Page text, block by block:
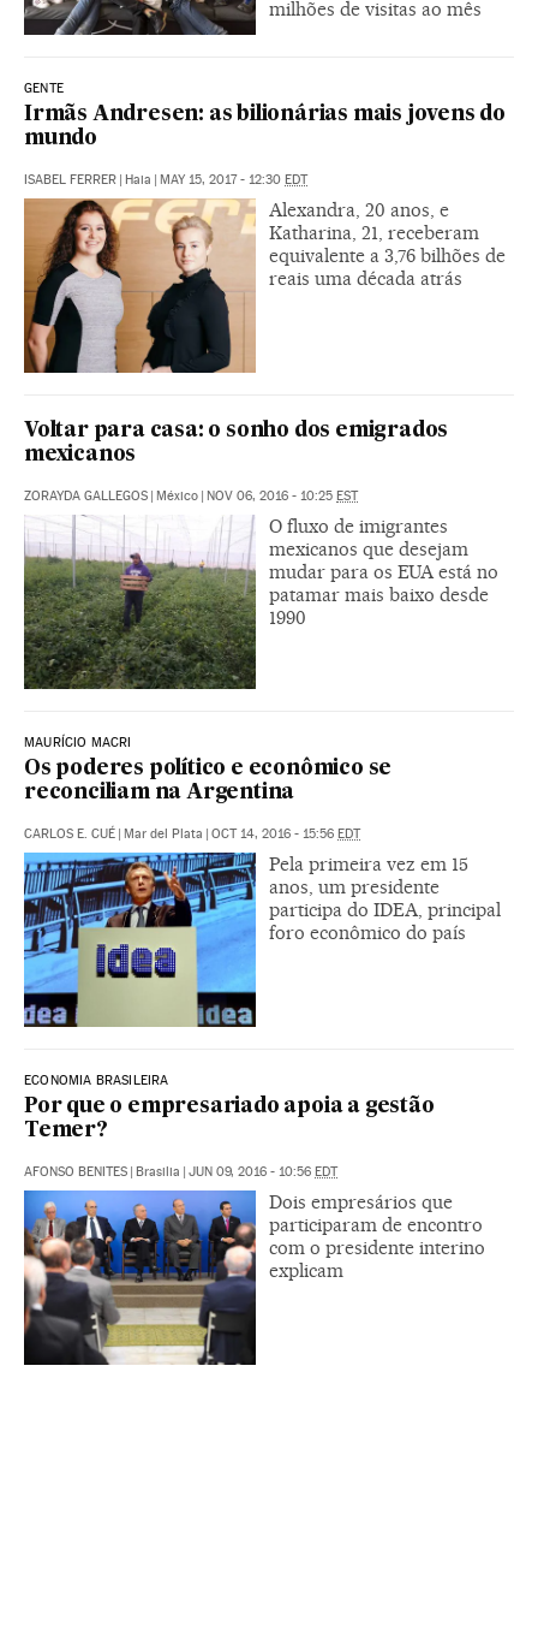
milhões de visitas ao mês
GENTE
Irmãs Andresen: as bilionárias mais jovens do
mundo
ISABEL FERRER | Haia | MAY 15, 2017 - 12:30 EDT
Alexandra, 20 anos, e
Katharina, 21, receberam
equivalente a 3,76 bilhões de
reais uma década atrás
Voltar para casa: o sonho dos emigrados
mexicanos
ZORAYDA GALLEGOS | México | NOV 06, 2016 - 10:25 EST
O fluxo de imigrantes
mexicanos que desejam
mudar para os EUA está no
patamar mais baixo desde
1990
MAURÍCIO MACRI
Os poderes político e econômico se
reconciliam na Argentina
CARLOS E. CUÉ | Mar del Plata | OCT 14, 2016 - 15:56 EDT
Pela primeira vez em 15
anos, um presidente
participa do IDEA, principal
foro econômico do país
ECONOMIA BRASILEIRA
Por que o empresariado apoia a gestão
Temer?
AFONSO BENITES | Brasilia | JUN 09, 2016 - 10:56 EDT
Dois empresários que
participaram de encontro
com o presidente interino
explicam